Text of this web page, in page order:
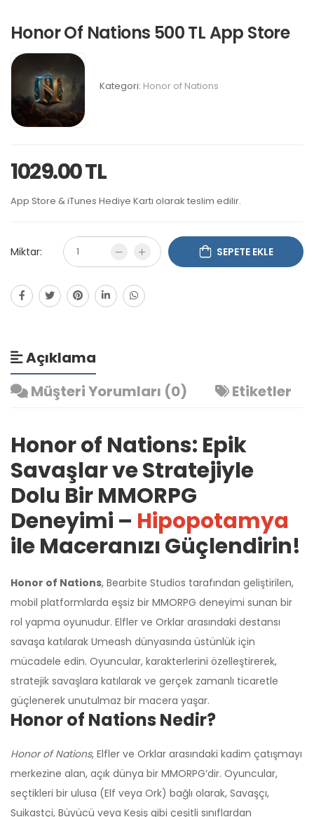
Honor Of Nations 500 TL App Store
Kategori: Honor of Nations
1029.00 TL
App Store & iTunes Hediye Kartı olarak teslim edilir.
Miktar: SEPETE EKLE
Açıklama
Müşteri Yorumları (0)
Etiketler
Honor of Nations: Epik
Savaşlar ve Stratejiyle
Dolu Bir MMORPG
Deneyimi – Hipopotamya
ile Maceranızı Güçlendirin!
Honor of Nations, Bearbite Studios tarafından geliştirilen,
mobil platformlarda eşsiz bir MMORPG deneyimi sunan bir
rol yapma oyunudur. Elfler ve Orklar arasındaki destansı
savaşa katılarak Umeash dünyasında üstünlük için
mücadele edin. Oyuncular, karakterlerini özelleştirerek,
stratejik savaşlara katılarak ve gerçek zamanlı ticaretle
güçlenerek unutulmaz bir macera yaşar.
Honor of Nations Nedir?
Honor of Nations, Elfler ve Orklar arasındaki kadim çatışmayı
merkezine alan, açık dünya bir MMORPG’dir. Oyuncular,
seçtikleri bir ulusa (Elf veya Ork) bağlı olarak, Savaşçı,
Suikastçi, Büyücü veya Keşiş gibi çeşitli sınıflardan